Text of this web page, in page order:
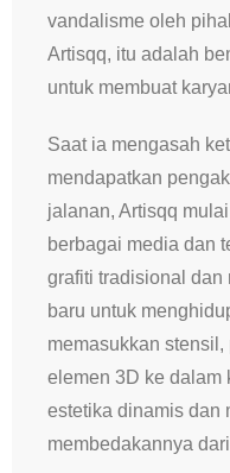
vandalisme oleh
Artisqq, itu adalah
untuk membuat
Saat ia mengasah
mendapatkan
jalanan, Artisqq
berbagai media dan
grafiti tradisional dan
baru untuk
memasukkan
elemen 3D ke dalam
estetika dinamis dan
membedakannya